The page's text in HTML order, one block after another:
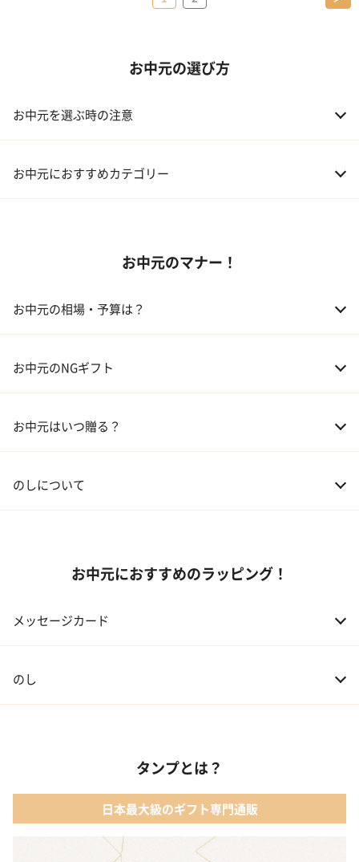
お中元の選び方
お中元を選ぶ時の注意
お中元におすすめカテゴリー
03 ギフトカタログ
お中元のマナー！
お中元の相場・予算は？
02 兄弟、姉妹 3,000～5,000円
04 会社の上司 5,000円程度
お中元のNGギフト
お中元はいつ贈る？
のしについて
お中元におすすめのラッピング！
メッセージカード
のし
タンプとは？
日本最大級のギフト専門通販